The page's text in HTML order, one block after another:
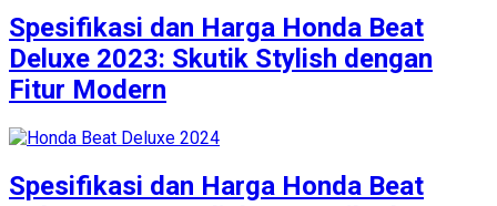
Spesifikasi dan Harga Honda Beat
Deluxe 2023: Skutik Stylish dengan
Fitur Modern
Spesifikasi dan Harga Honda Beat